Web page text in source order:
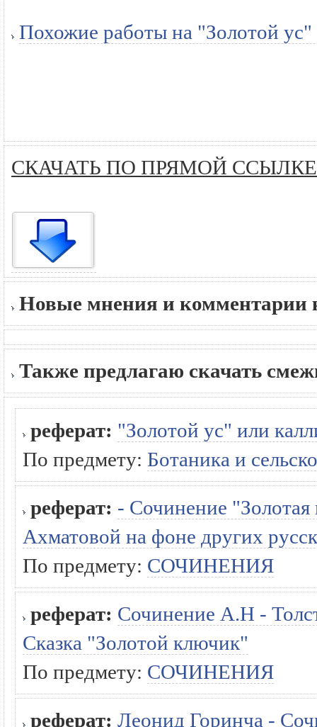
Похожие работы на "Золотой ус"
СКАЧАТЬ ПО ПРЯМОЙ ССЫЛКЕ
Новые мнения и комментарии
Также предлагаю скачать
реферат: "Золотой ус" или
По предмету: Ботаника и
реферат: - Сочинение "Золотая
Ахматовой на фоне других
По предмету: СОЧИНЕНИЯ
реферат: Сочинение А.Н -
Сказка "Золотой ключик"
По предмету: СОЧИНЕНИЯ
реферат: Леонид Горинча -